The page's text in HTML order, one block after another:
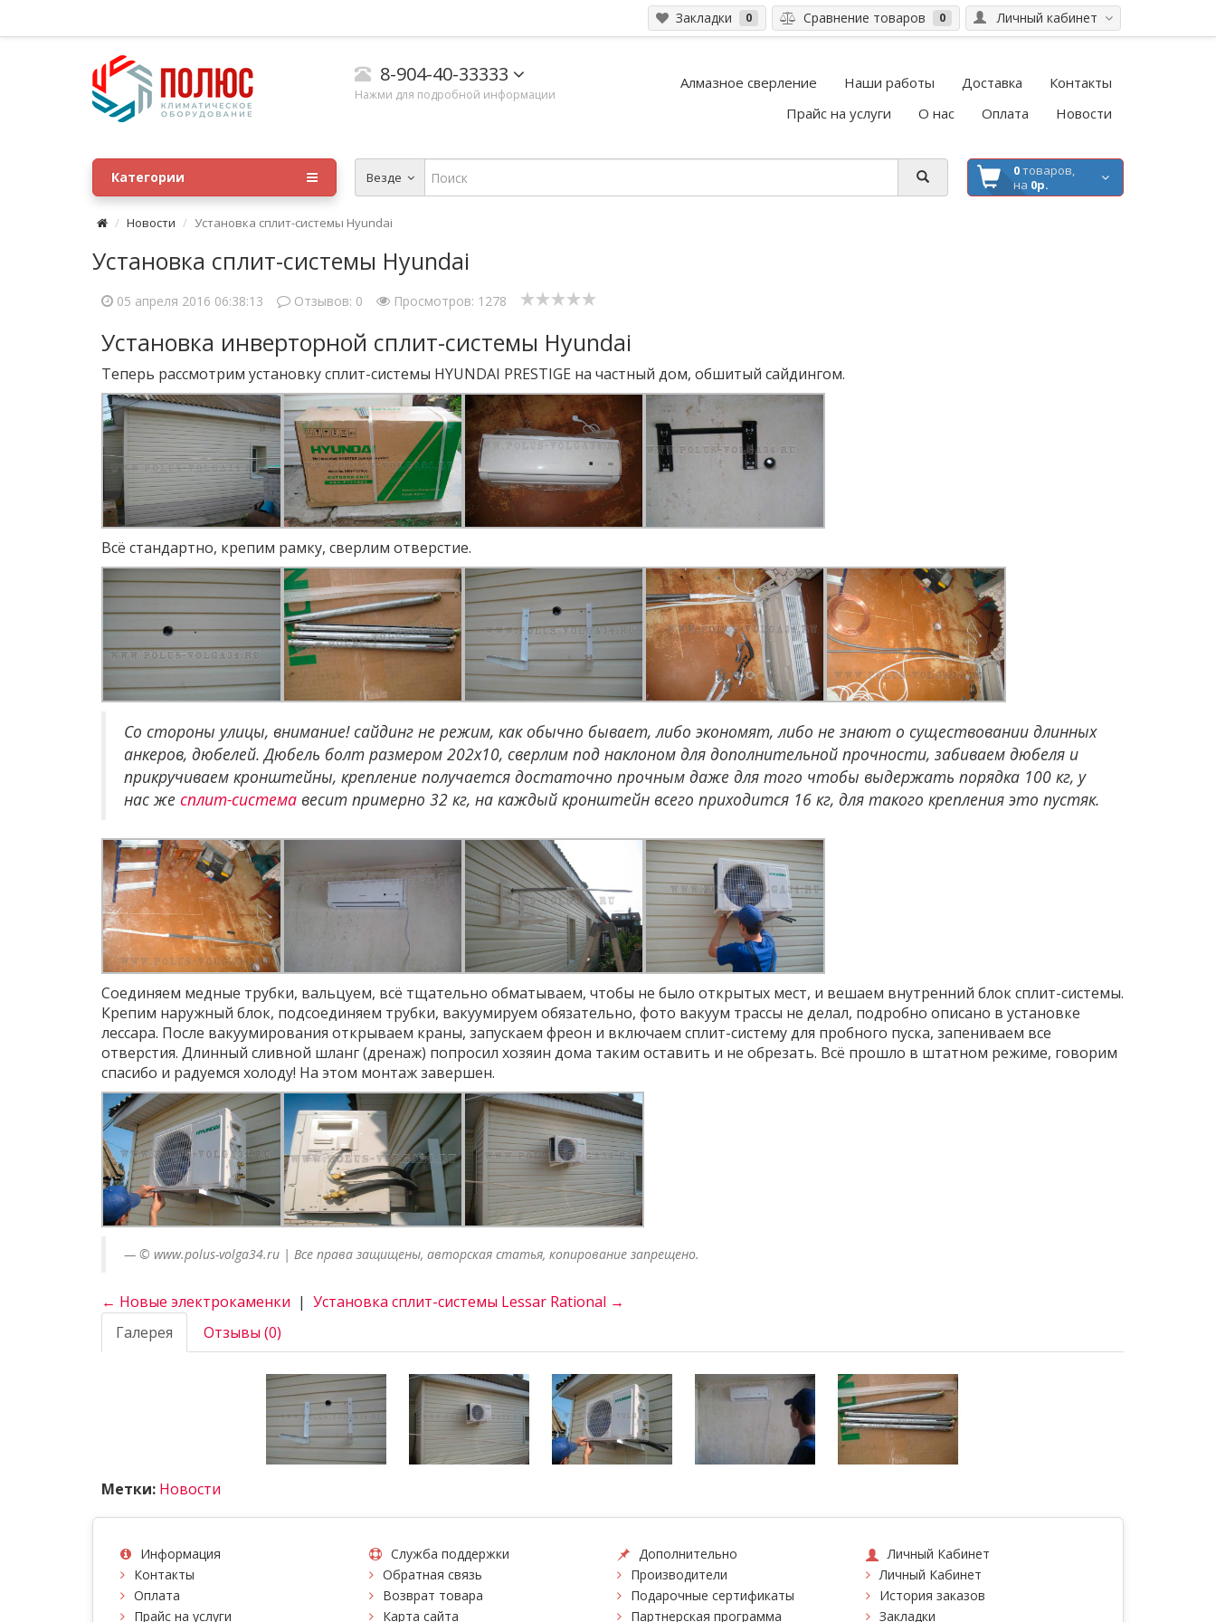
Личный кабинет
Закладки 0 Сравнение товаров 0
8-904-40-33333
Нажми для подробной информации
Алмазное сверление Наши работы Доставка
Контакты
Прайс на услуги
О нас Оплата Новости
Везде 0товаров,
на 0р.
Категории
Новости Установка сплит-системы Hyundai
Установка сплит-системы Hyundai
05 апреля 2016 06:38:13 Отзывов: 0 Просмотров: 1278
Установка инверторной сплит-системы Hyundai
Теперь рассмотрим установку сплит-системы HYUNDAI PRESTIGE на частный дом, обшитый сайдингом.
Всё стандартно, крепим рамку, сверлим отверстие.
Со стороны улицы, внимание! сайдинг не режим, как обычно бывает, либо экономят, либо не знают о существовании длинных
анкеров, дюбелей. Дюбель болт размером 202х10, сверлим под наклоном для дополнительной прочности, забиваем дюбеля и
прикручиваем кронштейны, крепление получается достаточно прочным даже для того чтобы выдержать порядка 100 кг, у
нас же сплит-система весит примерно 32 кг, на каждый кронштейн всего приходится 16 кг, для такого крепления это пустяк.
Соединяем медные трубки, вальцуем, всё тщательно обматываем, чтобы не было открытых мест, и вешаем внутренний блок сплит-системы.
Крепим наружный блок, подсоединяем трубки, вакуумируем обязательно, фото вакуум трассы не делал, подробно описано в установке
лессара. После вакуумирования открываем краны, запускаем фреон и включаем сплит-систему для пробного пуска, запениваем все
отверстия. Длинный сливной шланг (дренаж) попросил хозяин дома таким оставить и не обрезать. Всё прошло в штатном режиме, говорим
спасибо и радуемся холоду! На этом монтаж завершен.
© www.polus-volga34.ru | Все права защищены, авторская статья, копирование запрещено.
← Новые электрокаменки | Установка сплит-системы Lessar Rational →
Галерея
Отзывы (0)
Метки: Новости
Информация
Контакты
Оплата
Прайс на услуги
Служба поддержки
Обратная связь
Возврат товара
Карта сайта
Дополнительно
Производители
Подарочные сертификаты
Партнерская программа
Личный Кабинет
Личный Кабинет
История заказов
Закладки